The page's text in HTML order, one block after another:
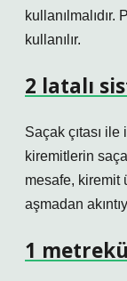
kullanılmalıdır.
kullanılır.
2 latalı
Saçak çıtası ile
kiremitlerin
mesafe, kiremit
aşmadan
1